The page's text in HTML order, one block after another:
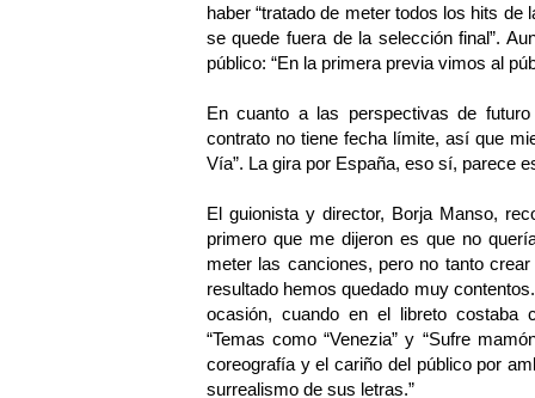
haber “tratado de meter todos los hits de
se quede fuera de la selección final”.
público: “En la primera previa vimos al
En cuanto a las perspectivas de
contrato no tiene fecha límite, así que
Vía”. La gira por España, eso sí, parece
El guionista y director, Borja Manso,
primero que me dijeron es que no
meter las canciones, pero no tanto
resultado hemos quedado muy
ocasión, cuando en el libreto costaba
“Temas como “Venezia” y “Sufre
coreografía y el cariño del público por
surrealismo de sus letras.”